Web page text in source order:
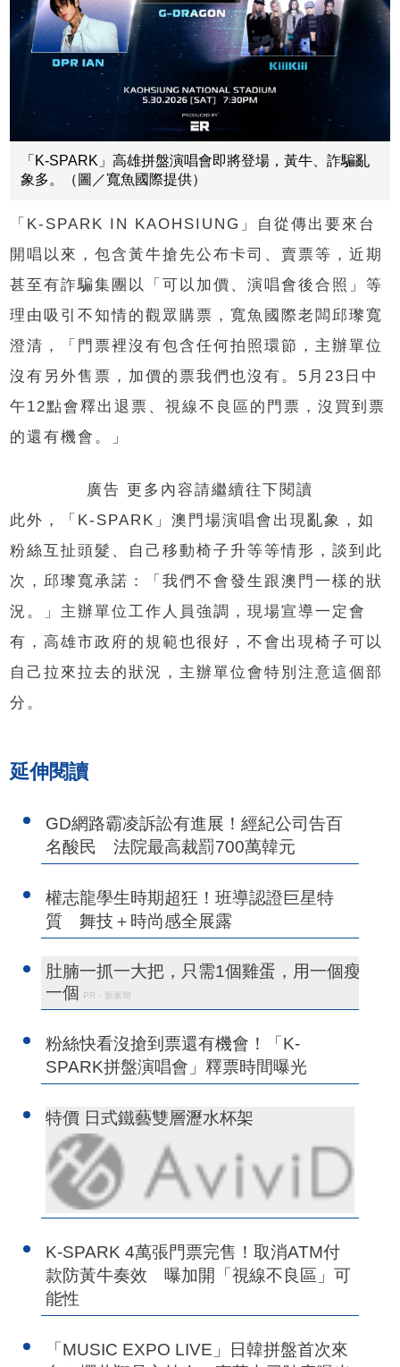
「K-SPARK」高雄拼盤演唱會即將登場，黃牛、詐騙亂
象多。（圖／寬魚國際提供）
「K-SPARK IN KAOHSIUNG」自從傳出要來台
開唱以來，包含黃牛搶先公布卡司、賣票等，近期
甚至有詐騙集團以「可以加價、演唱會後合照」等
理由吸引不知情的觀眾購票，寬魚國際老闆邱瓈寬
澄清，「門票裡沒有包含任何拍照環節，主辦單位
沒有另外售票，加價的票我們也沒有。5月23日中
午12點會釋出退票、視線不良區的門票，沒買到票
的還有機會。」
廣告 更多內容請繼續往下閱讀
此外，「K-SPARK」澳門場演唱會出現亂象，如
粉絲互扯頭髮、自己移動椅子升等等情形，談到此
次，邱瓈寬承諾：「我們不會發生跟澳門一樣的狀
況。」主辦單位工作人員強調，現場宣導一定會
有，高雄市政府的規範也很好，不會出現椅子可以
自己拉來拉去的狀況，主辦單位會特別注意這個部
分。
延伸閱讀
GD網路霸凌訴訟有進展！經紀公司告百
名酸民 法院最高裁罰700萬韓元
權志龍學生時期超狂！班導認證巨星特
質 舞技＋時尚感全展露
肚腩一抓一大把，只需1個雞蛋，用一個瘦
一個
PR・新素簡
粉絲快看沒搶到票還有機會！「K-
SPARK拼盤演唱會」釋票時間曝光
特價 日式鐵藝雙層瀝水杯架
K-SPARK 4萬張門票完售！取消ATM付
款防黃牛奏效 曝加開「視線不良區」可
能性
「MUSIC EXPO LIVE」日韓拼盤首次來